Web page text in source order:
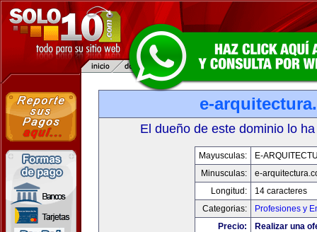
e-
El dueño de este dominio lo
Mayusculas:
E-
Minusculas:
e-
Longitud:
14 caracteres
Categorias:
Profesiones y
Precio:
Realizar una